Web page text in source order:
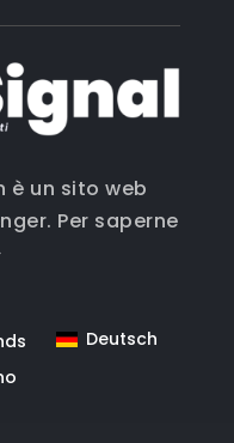
è un sito web
Per saperne
Deutsch